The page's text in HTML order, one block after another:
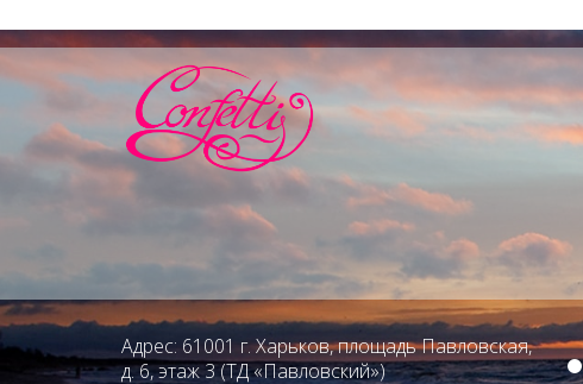
Адрес: 61001 г. Харьков, площадь Павловская,
д. 6, этаж 3 (ТД «Павловский»)